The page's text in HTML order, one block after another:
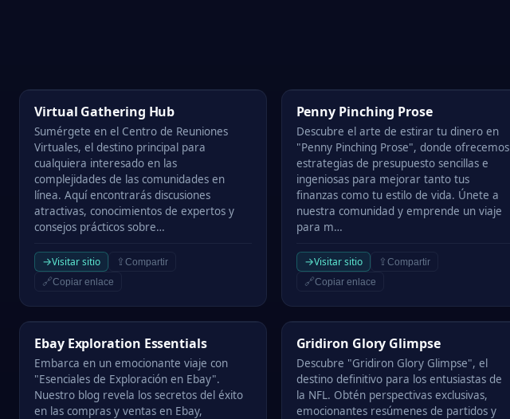
Virtual Gathering Hub
Virtual Gathering Hub
Sumérgete en el Centro de Reuniones
Virtuales, el destino principal para
cualquiera interesado en las
complejidades de las comunidades en
línea. Aquí encontrarás discusiones
atractivas, conocimientos de expertos y
consejos prácticos sobre…
→Visitar sitio ⇪ Compartir
🔗Copiar enlace
Penny Pinching Prose
Penny Pinching Prose
Descubre el arte de estirar tu dinero en
"Penny Pinching Prose", donde ofrecemos
estrategias de presupuesto sencillas e
ingeniosas para mejorar tanto tus
finanzas como tu estilo de vida. Únete a
nuestra comunidad y emprende un viaje
para m…
→Visitar sitio ⇪ Compartir
🔗Copiar enlace
Ebay Exploration Essentials
Ebay Exploration Essentials
Embarca en un emocionante viaje con
"Esenciales de Exploración en Ebay".
Nuestro blog revela los secretos del éxito
en las compras y ventas en Ebay,
Gridiron Glory Glimpse
Gridiron Glory Glimpse
Descubre "Gridiron Glory Glimpse", el
destino definitivo para los entusiastas de
la NFL. Obtén perspectivas exclusivas,
emocionantes resúmenes de partidos y